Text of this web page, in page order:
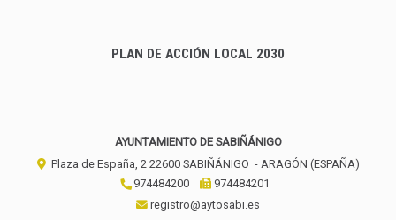
PLAN DE ACCIÓN LOCAL 2030
AYUNTAMIENTO DE SABIÑÁNIGO
Plaza de España, 2 22600 SABIÑÁNIGO - ARAGÓN (ESPAÑA)
974484200
974484201
registro@aytosabi.es